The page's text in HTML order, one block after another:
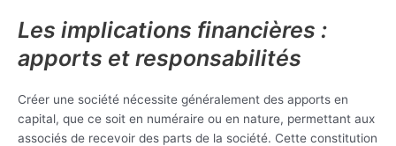
Les implications financières :
apports et responsabilités
Créer une société nécessite généralement des apports en
capital, que ce soit en numéraire ou en nature, permettant aux
associés de recevoir des parts de la société. Cette constitution